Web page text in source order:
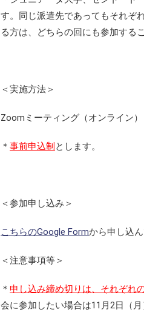
す。同じ派遣先であってもそれぞ
る方は、どちらの回にも参加する
＜実施方法＞
Zoomミーティング（オンライン）
＊ 事前申込制 とします。
＜参加申し込み＞
こちらのGoogle Formから申し込ん
＜注意事項等＞
＊ 申し込み締め切りは、それぞれ
会に参加したい場合は11月2日（